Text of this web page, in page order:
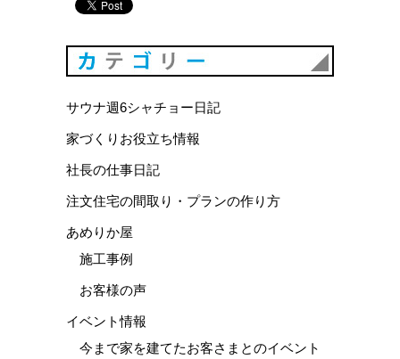
サウナ週6シャチョー日記
家づくりお役立ち情報
社長の仕事日記
注文住宅の間取り・プランの作り方
あめりか屋
施工事例
お客様の声
イベント情報
今まで家を建てたお客さまとのイベント